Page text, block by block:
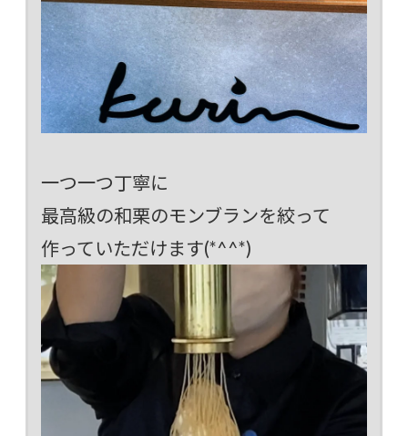
一つ一つ丁寧に
最高級の和栗のモンブランを絞って
作っていただけます(*^^*)